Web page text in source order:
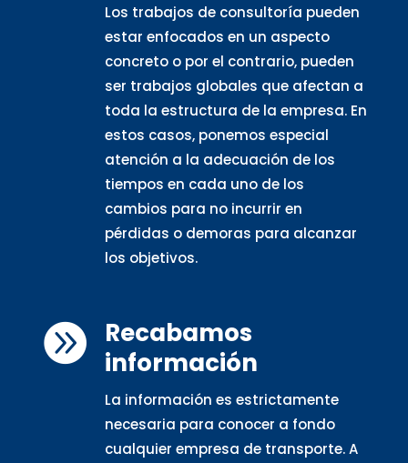
Los trabajos de consultoría pueden
estar enfocados en un aspecto
concreto o por el contrario, pueden
ser trabajos globales que afectan a
toda la estructura de la empresa. En
estos casos, ponemos especial
atención a la adecuación de los
tiempos en cada uno de los
cambios para no incurrir en
pérdidas o demoras para alcanzar
los objetivos.

Recabamos
información
La información es estrictamente
necesaria para conocer a fondo
cualquier empresa de transporte. A